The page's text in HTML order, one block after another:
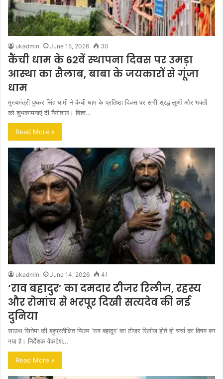
ukadmin June 15, 2026 30
कैंची धाम के 62वें स्थापना दिवस पर उमड़ा
आस्था का सैलाब, बाबा के जयकारों से गूंजा
धाम
मुख्यमंत्री पुष्कर सिंह धामी ने कैंची धाम के प्रतिष्ठा दिवस पर सभी श्रद्धालुओं और भक्तों
को शुभकामनाएं दी नैनीताल। विश्व…
Read More »
ukadmin June 14, 2026 41
‘राव बहादुर’ का दमदार टीजर रिलीज, रहस्य
और रोमांच से भरपूर दिखी सत्यदेव की नई
दुनिया
साउथ सिनेमा की बहुप्रतीक्षित फिल्म ‘राव बहादुर’ का टीजर रिलीज होते ही चर्चा का विषय बन
गया है। निर्देशक वेंकटेश…
Read More »